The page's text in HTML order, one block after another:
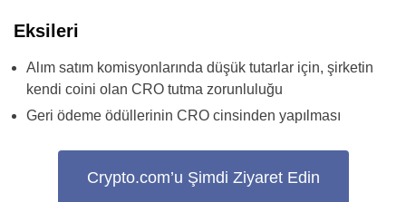
Eksileri
Alım satım komisyonlarında düşük tutarlar için, şirketin
kendi coini olan CRO tutma zorunluluğu
Geri ödeme ödüllerinin CRO cinsinden yapılması
Crypto.com’u Şimdi Ziyaret Edin